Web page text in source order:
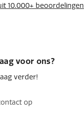
voor ons?
verder!
op
10.000+ beoordelingen